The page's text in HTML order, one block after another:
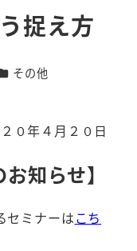
捉え方
テゴリー
その他
０年４月２０日
知らせ】
セミナーはこち